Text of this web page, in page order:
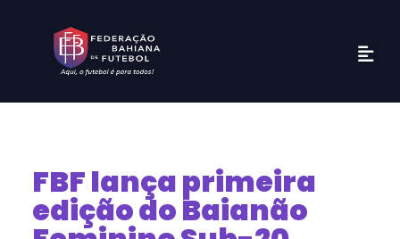
FBF lança primeira
edição do Baianão